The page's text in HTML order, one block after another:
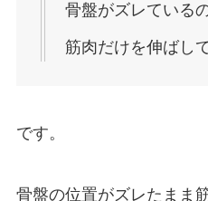
骨盤がズレている
筋肉だけを伸ばし
です。
骨盤の位置がズレたまま